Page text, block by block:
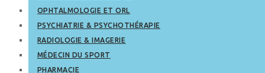
OPHTALMOLOGIE ET ORL
PSYCHIATRIE & PSYCHOTHÉRAPIE
RADIOLOGIE & IMAGERIE
MÉDECIN DU SPORT
PHARMACIE